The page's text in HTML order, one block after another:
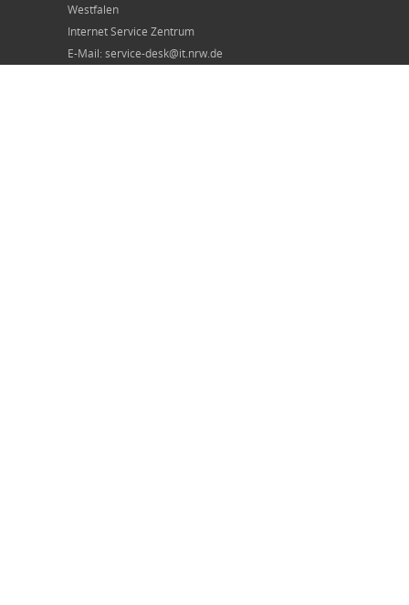
Westfalen
Internet Service Zentrum
E-Mail: service-desk@it.nrw.de